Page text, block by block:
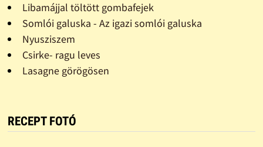
Libamájjal töltött gombafejek
Somlói galuska - Az igazi somlói galuska
Nyusziszem
Csirke- ragu leves
Lasagne görögösen
RECEPT FOTÓ